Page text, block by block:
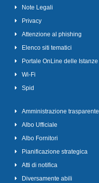
Note Legali
Privacy
Attenzione al phishing
Elenco siti tematici
Portale OnLine delle Istanze
Wi-Fi
Spid
Amministrazione trasparente
Albo Ufficiale
Albo Fornitori
Pianificazione strategica
Atti di notifica
Diversamente abili